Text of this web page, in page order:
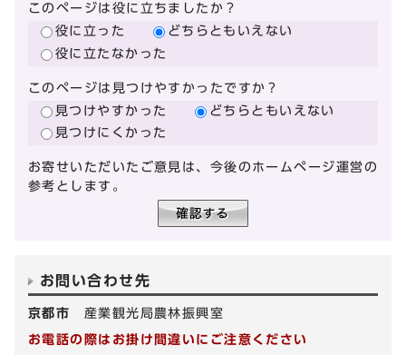
このページは役に立ちましたか？
役に立った
どちらともいえない
役に立たなかった
このページは見つけやすかったですか？
見つけやすかった
どちらともいえない
見つけにくかった
お寄せいただいたご意見は、今後のホームページ運営の
参考とします。
お問い合わせ先
京都市 産業観光局農林振興室
お電話の際はお掛け間違いにご注意ください